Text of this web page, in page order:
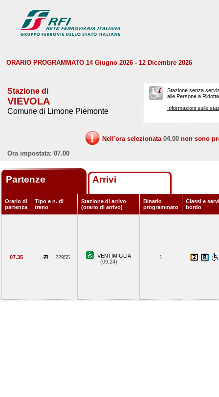
ORARIO PROGRAMMATO 14 Giugno 2026 - 12 Dicembre 2026
Stazione di
VIEVOLA
Comune di Limone Piemonte
Stazione senza
alle Persone a
Informazioni sulle
Nell'ora selezionata 04.00 non sono
Ora impostata: 07.00
Partenze Arrivi
Orario di
partenza
Tipo e n. di
treno
Stazione di arrivo
(orario di arrivo)
Binario
programmato
Classi e
bordo
07.35 22955
VENTIMIGLIA
(09.24)
1